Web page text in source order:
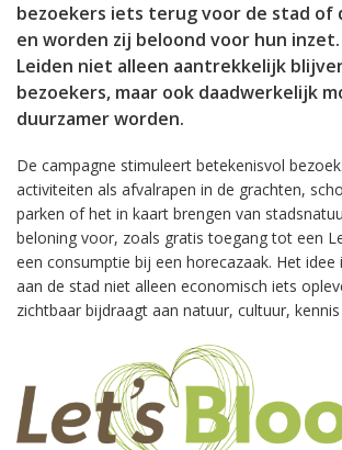
bezoekers iets terug voor de stad of
en worden zij beloond voor hun
Leiden niet alleen aantrekkelijk
bezoekers, maar ook daadwerkelijk
duurzamer worden.
De campagne stimuleert betekenisvol
activiteiten als afvalrapen in de grachten,
parken of het in kaart brengen van
beloning voor, zoals gratis toegang tot een
een consumptie bij een horecazaak. Het idee
aan de stad niet alleen economisch iets
zichtbaar bijdraagt aan natuur, cultuur,